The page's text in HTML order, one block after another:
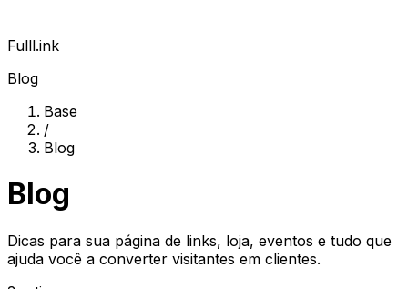
Fulll.ink
Blog
Base
/
Blog
Blog
Dicas para sua página de links, loja, eventos e tudo que
ajuda você a converter visitantes em clientes.